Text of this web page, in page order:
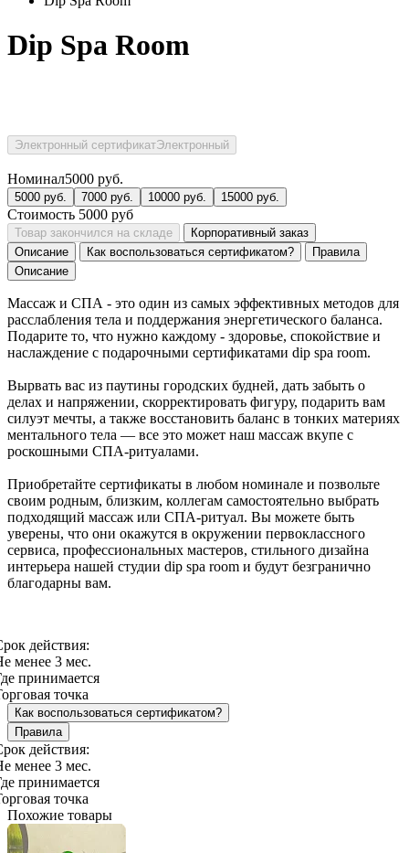
Dip Spa Room
Электронный сертификатЭлектронный
Номинал5000 руб.
5000 руб. 7000 руб. 10000 руб. 15000 руб.
Стоимость 5000 руб
Товар закончился на складе
Корпоративный заказ
Описание
Как воспользоваться сертификатом?
Правила
Описание
Массаж и СПА - это один из самых эффективных методов для
расслабления тела и поддержания энергетического баланса.
Подарите то, что нужно каждому - здоровье, спокойствие и
наслаждение с подарочными сертификатами dip spa room.
Вырвать вас из паутины городских будней, дать забыть о
делах и напряжении, скорректировать фигуру, подарить вам
силуэт мечты, а также восстановить баланс в тонких материях
ментального тела — все это может наш массаж вкупе с
роскошными СПА-ритуалами.
Приобретайте сертификаты в любом номинале и позвольте
своим родным, близким, коллегам самостоятельно выбрать
подходящий массаж или СПА-ритуал. Вы можете быть
уверены, что они окажутся в окружении первоклассного
сервиса, профессиональных мастеров, стильного дизайна
интерьера нашей студии dip spa room и будут безгранично
благодарны вам.
действия:
менее 3 мес.
принимается
точка
Как воспользоваться сертификатом?
Правила
действия:
менее 3 мес.
принимается
точка
Похожие товары